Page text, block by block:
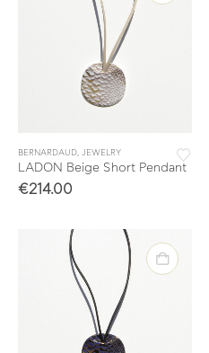
BERNARDAUD, JEWELRY
LADON Beige Short Pendant
€214.00